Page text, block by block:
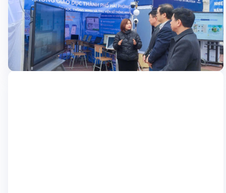
pháp Lớp học thông minh và Thư viện số
Ngày 19-20/02/2025, Nexta đã giới thiệu giải pháp Lớp học
thông minh & Thư viện số, thu hút sự tham dự của hơn 400 đại
biểu là đại diện Sở Giáo dục, hiệu trưởng, giáo viên các trường
THPT trên địa bàn Hải Phòng. Với mục tiêu mang đến một giải
pháp chuyển đổi số […]
20/02/2025